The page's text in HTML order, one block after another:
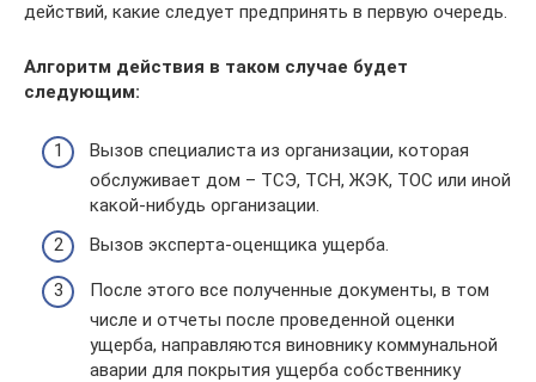
действий, какие следует предпринять в первую очередь.
Алгоритм действия в таком случае будет
следующим:
Вызов специалиста из организации, которая
обслуживает дом – ТСЭ, ТСН, ЖЭК, ТОС или иной
какой-нибудь организации.
Вызов эксперта-оценщика ущерба.
После этого все полученные документы, в том
числе и отчеты после проведенной оценки
ущерба, направляются виновнику коммунальной
аварии для покрытия ущерба собственнику